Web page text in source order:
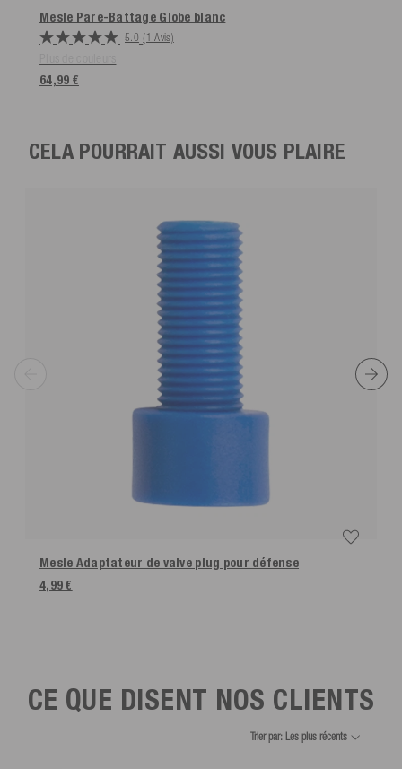
Mesle Pare-Battage Globe blanc
5.0 (1 Avis)
64,99 €
CELA POURRAIT AUSSI VOUS PLAIRE
Mesle Adaptateur de valve plug pour défense
4,99 €
CE QUE DISENT NOS CLIENTS
Trier par: Les plus récents